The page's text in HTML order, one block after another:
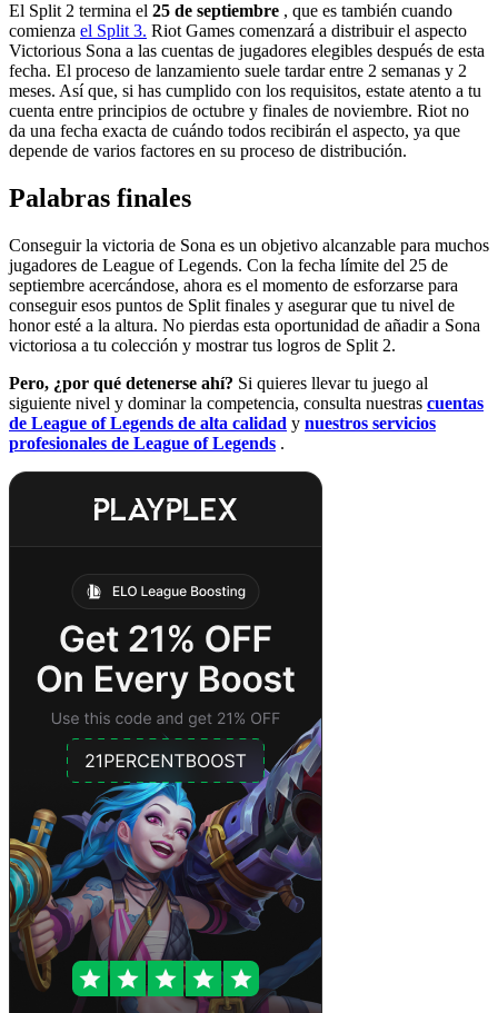
El Split 2 termina el 25 de septiembre , que es también cuando
comienza el Split 3. Riot Games comenzará a distribuir el aspecto
Victorious Sona a las cuentas de jugadores elegibles después de esta
fecha. El proceso de lanzamiento suele tardar entre 2 semanas y 2
meses. Así que, si has cumplido con los requisitos, estate atento a tu
cuenta entre principios de octubre y finales de noviembre. Riot no
da una fecha exacta de cuándo todos recibirán el aspecto, ya que
depende de varios factores en su proceso de distribución.
Palabras finales
Conseguir la victoria de Sona es un objetivo alcanzable para muchos
jugadores de League of Legends. Con la fecha límite del 25 de
septiembre acercándose, ahora es el momento de esforzarse para
conseguir esos puntos de Split finales y asegurar que tu nivel de
honor esté a la altura. No pierdas esta oportunidad de añadir a Sona
victoriosa a tu colección y mostrar tus logros de Split 2.
Pero, ¿por qué detenerse ahí? Si quieres llevar tu juego al
siguiente nivel y dominar la competencia, consulta nuestras cuentas
de League of Legends de alta calidad y nuestros servicios
profesionales de League of Legends .